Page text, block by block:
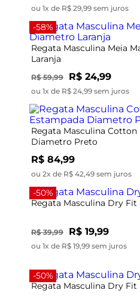
ou 1x de R$ 29,99 sem juros
-58%
Regata Masculina Meia
Laranja
R$ 59,99 R$ 24,99
ou 1x de R$ 24,99 sem juros
Regata Masculina Cotton
Diametro Preto
R$ 84,99
ou 2x de R$ 42,49 sem juros
-50%
Regata Masculina Dry Fit
R$ 39,99 R$ 19,99
ou 1x de R$ 19,99 sem juros
-50%
Regata Masculina Dry Fit